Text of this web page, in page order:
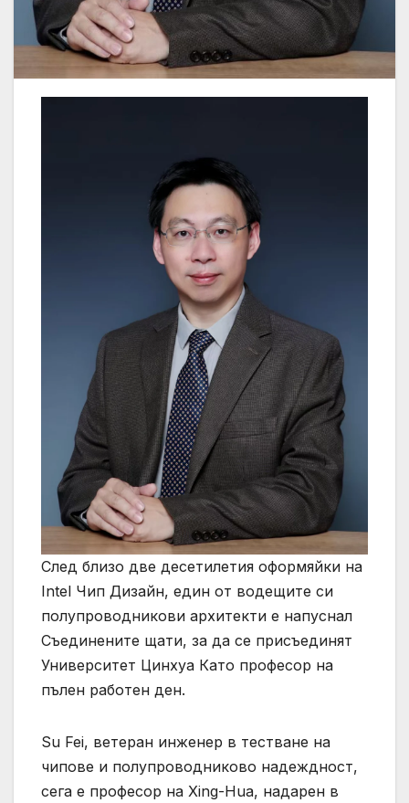
След близо две десетилетия оформяйки на
Intel Чип Дизайн, един от водещите си
полупроводникови архитекти е напуснал
Съединените щати, за да се присъединят
Университет Цинхуа Като професор на
пълен работен ден.
Su Fei, ветеран инженер в тестване на
чипове и полупроводниково надеждност,
сега е професор на Xing-Hua, надарен в